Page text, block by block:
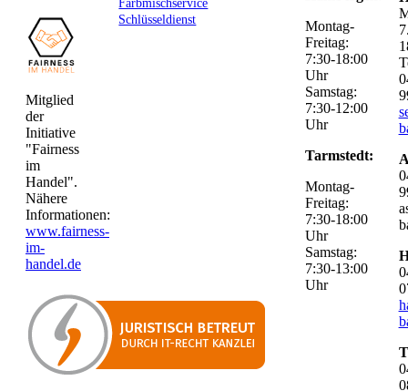
Mitglied
der
Initiative
"Fairness
im
Handel".
Nähere
Informationen:
www.fairness-
im-
handel.de
Farbmischservice
Schlüsseldienst
Montag-
Freitag:
7:30-18:00
Uhr
Samstag:
7:30-12:00
Uhr
Tarmstedt:
Montag-
Freitag:
7:30-18:00
Uhr
Samstag:
7:30-13:00
Uhr